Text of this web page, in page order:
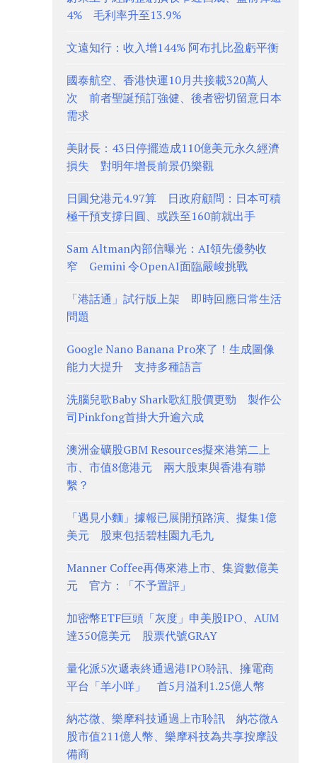
4% 毛利率升至13.9%
文遠知行：收入增144% 阿布扎比盈虧平衡
國泰航空、香港快運10月共接載320萬人
次 前者聖誕預訂強健、後者密切留意日本
需求
美財長：43日停擺造成110億美元永久經濟
損失 對明年增長前景仍樂觀
日圓兌港元4.97算 日政府顧問：日本可積
極干預支撐日圓、或跌至160前就出手
Sam Altman內部信曝光：AI領先優勢收
窄 Gemini 令OpenAI面臨嚴峻挑戰
「港話通」試行版上架 即時回應日常生活
問題
Google Nano Banana Pro來了！生成圖像
能力大提升 支持多種語言
洗腦兒歌Baby Shark歌紅股價更勁 製作公
司Pinkfong首掛大升逾六成
澳洲金礦股GBM Resources擬來港第二上
市、市值8億港元 兩大股東與香港有聯
繫？
「遇見小麵」據報已展開預路演、擬集1億
美元 股東包括碧桂園九毛九
Manner Coffee再傳來港上市、集資數億美
元 官方：「不予置評」
加密幣ETF巨頭「灰度」申美股IPO、AUM
達350億美元 股票代號GRAY
量化派5次遞表終通過港IPO聆訊、擁電商
平台「羊小咩」 首5月溢利1.25億人幣
納芯微、樂摩科技通過上市聆訊 納芯微A
股市值211億人幣、樂摩科技為共享按摩設
備商